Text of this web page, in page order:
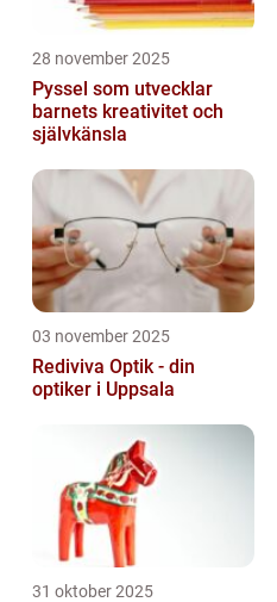
28 november 2025
Pyssel som utvecklar
barnets kreativitet och
självkänsla
03 november 2025
Rediviva Optik - din
optiker i Uppsala
31 oktober 2025